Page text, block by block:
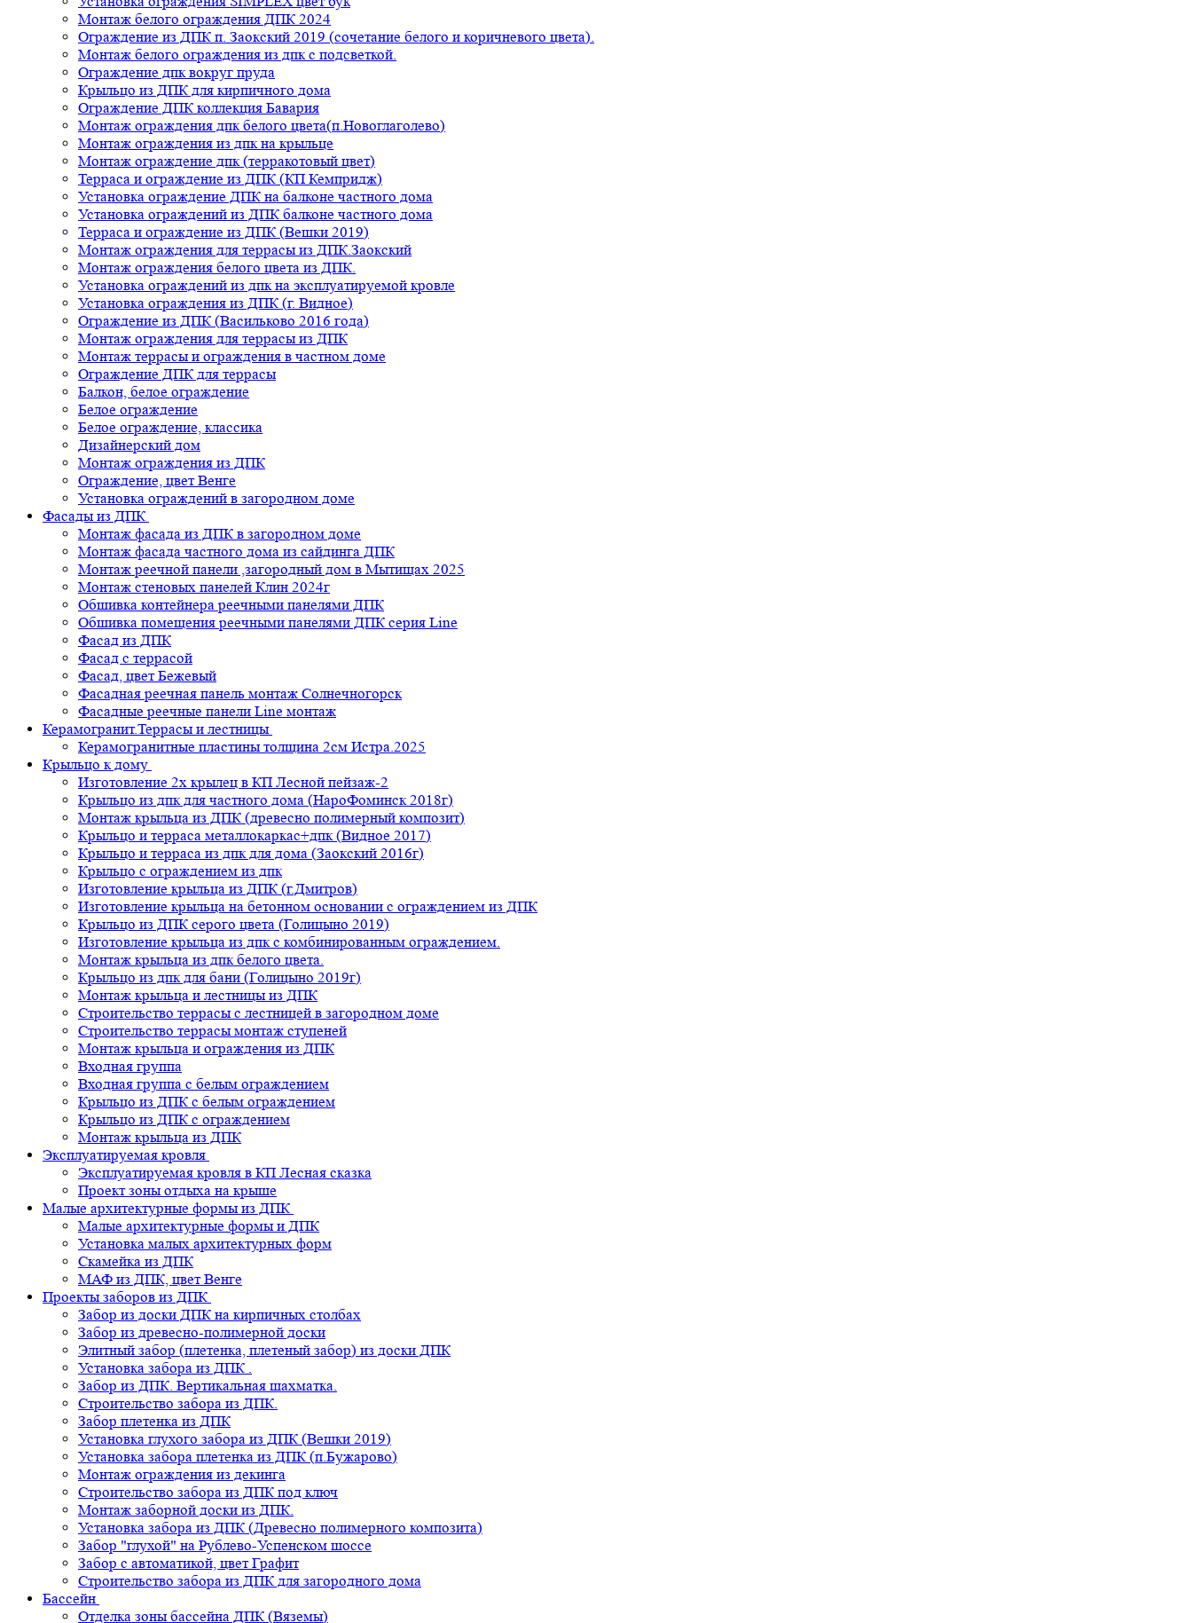
Монтаж белого ограждения ДПК 2024
Ограждение из ДПК п. Заокский 2019 (сочетание белого и коричневого цвета).
Монтаж белого ограждения из дпк с подсветкой.
Ограждение дпк вокруг пруда
Крыльцо из ДПК для кирпичного дома
Ограждение ДПК коллекция Бавария
Монтаж ограждения дпк белого цвета(п.Новоглаголево)
Монтаж ограждения из дпк на крыльце
Монтаж ограждение дпк (терракотовый цвет)
Терраса и ограждение из ДПК (КП Кемпридж)
Установка ограждение ДПК на балконе частного дома
Установка ограждений из ДПК балконе частного дома
Терраса и ограждение из ДПК (Вешки 2019)
Монтаж ограждения для террасы из ДПК.Заокский
Монтаж ограждения белого цвета из ДПК.
Установка ограждений из дпк на эксплуатируемой кровле
Установка ограждения из ДПК (г. Видное)
Ограждение из ДПК (Васильково 2016 года)
Монтаж ограждения для террасы из ДПК
Монтаж террасы и ограждения в частном доме
Ограждение ДПК для террасы
Балкон, белое ограждение
Белое ограждение
Белое ограждение, классика
Дизайнерский дом
Монтаж ограждения из ДПК
Ограждение, цвет Венге
Установка ограждений в загородном доме
Фасады из ДПК
Монтаж фасада из ДПК в загородном доме
Монтаж фасада частного дома из сайдинга ДПК
Монтаж реечной панели ,загородный дом в Мытищах 2025
Монтаж стеновых панелей Клин 2024г
Обшивка контейнера реечными панелями ДПК
Обшивка помещения реечными панелями ДПК серия Line
Фасад из ДПК
Фасад с террасой
Фасад, цвет Бежевый
Фасадная реечная панель монтаж Солнечногорск
Фасадные реечные панели Line монтаж
Керамогранит.Террасы и лестницы
Керамогранитные пластины толщина 2см Истра.2025
Крыльцо к дому
Изготовление 2х крылец в КП Лесной пейзаж-2
Крыльцо из дпк для частного дома (НароФоминск 2018г)
Монтаж крыльца из ДПК (древесно полимерный композит)
Крыльцо и терраса металлокаркас+дпк (Видное 2017)
Крыльцо и терраса из дпк для дома (Заокский 2016г)
Крыльцо с ограждением из дпк
Изготовление крыльца из ДПК (г.Дмитров)
Изготовление крыльца на бетонном основании с ограждением из ДПК
Крыльцо из ДПК серого цвета (Голицыно 2019)
Изготовление крыльца из дпк с комбинированным ограждением.
Монтаж крыльца из дпк белого цвета.
Крыльцо из дпк для бани (Голицыно 2019г)
Монтаж крыльца и лестницы из ДПК
Строительство террасы с лестницей в загородном доме
Строительство террасы монтаж ступеней
Монтаж крыльца и ограждения из ДПК
Входная группа
Входная группа с белым ограждением
Крыльцо из ДПК с белым ограждением
Крыльцо из ДПК с ограждением
Монтаж крыльца из ДПК
Эксплуатируемая кровля
Эксплуатируемая кровля в КП Лесная сказка
Проект зоны отдыха на крыше
Малые архитектурные формы из ДПК
Малые архитектурные формы и ДПК
Установка малых архитектурных форм
Скамейка из ДПК
МАФ из ДПК, цвет Венге
Проекты заборов из ДПК
Забор из доски ДПК на кирпичных столбах
Забор из древесно-полимерной доски
Элитный забор (плетенка, плетеный забор) из доски ДПК
Установка забора из ДПК .
Забор из ДПК. Вертикальная шахматка.
Строительство забора из ДПК.
Забор плетенка из ДПК
Установка глухого забора из ДПК (Вешки 2019)
Установка забора плетенка из ДПК (п.Бужарово)
Монтаж ограждения из декинга
Строительство забора из ДПК под ключ
Монтаж заборной доски из ДПК.
Установка забора из ДПК (Древесно полимерного композита)
Забор "глухой" на Рублево-Успенском шоссе
Забор с автоматикой, цвет Графит
Строительство забора из ДПК для загородного дома
Бассейн
Отделка зоны бассейна ДПК (Вяземы)